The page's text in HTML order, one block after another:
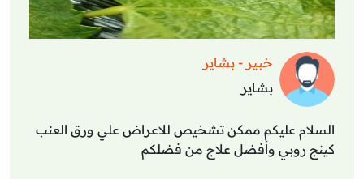
خبير - بشاير
بشاير
السلام عليكم ممكن تشخيص للاعراض علي ورق العنب
كينج روبي وأفضل علاج من فضلكم